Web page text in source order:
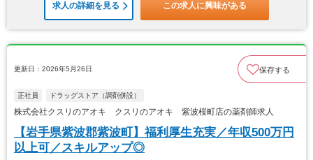
求人の詳細を見る この求人に興味がある
更新日：2026年5月26日 保存する
正社員 ドラッグストア（調剤併設）
株式会社クスリのアオキ クスリのアオキ 紫波桜町店の薬剤師求人
【岩手県紫波郡紫波町】福利厚生充実／年収500万円
以上可／スキルアップ◎